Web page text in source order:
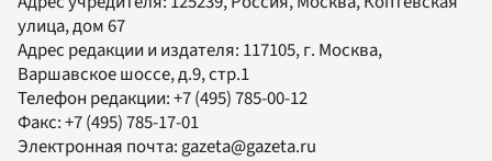
улица, дом 67
Адрес редакции и издателя: 117105, г. Москва,
Варшавское шоссе, д.9, стр.1
Телефон редакции:+7 (495) 785-00-12
Факс:+7 (495) 785-17-01
Электронная почта: gazeta@gazeta.ru